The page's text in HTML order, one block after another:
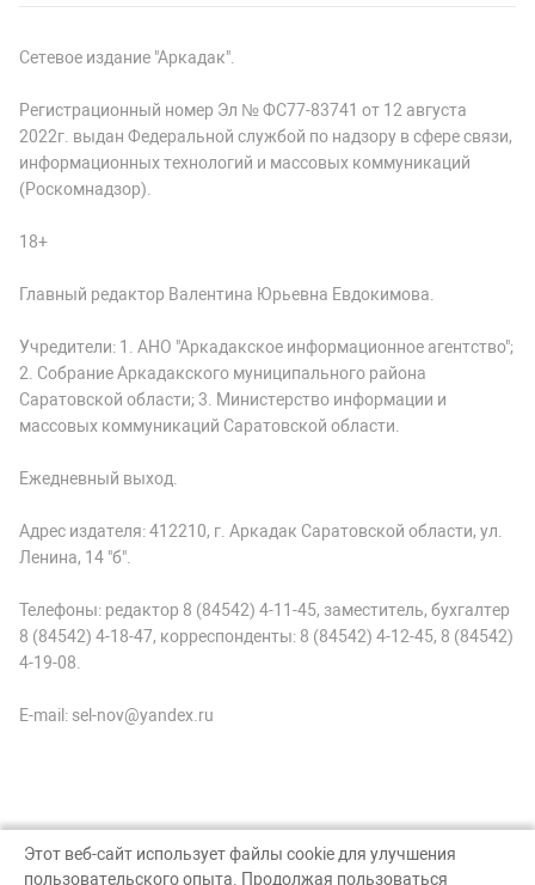
Сетевое издание "Аркадак".
Регистрационный номер Эл № ФС77-83741 от 12 августа
2022г. выдан Федеральной службой по надзору в сфере связи,
информационных технологий и массовых коммуникаций
(Роскомнадзор).
18+
Главный редактор Валентина Юрьевна Евдокимова.
Учредители: 1. АНО "Аркадакское информационное агентство";
2. Собрание Аркадакского муниципального района
Саратовской области; 3. Министерство информации и
массовых коммуникаций Саратовской области.
Ежедневный выход.
Адрес издателя: 412210, г. Аркадак Саратовской области, ул.
Ленина, 14 "б".
Телефоны: редактор 8 (84542) 4-11-45, заместитель, бухгалтер
8 (84542) 4-18-47, корреспонденты: 8 (84542) 4-12-45, 8 (84542)
4-19-08.
E-mail: sel-nov@yandex.ru
Этот веб-сайт использует файлы cookie для улучшения
пользовательского опыта. Продолжая пользоваться